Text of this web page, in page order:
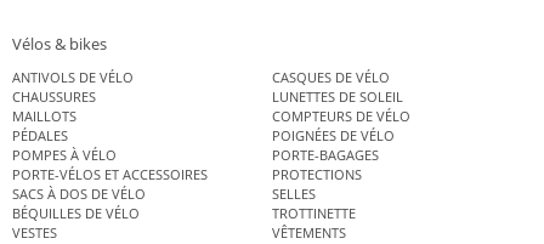
Vélos & bikes
ANTIVOLS DE VÉLO
CASQUES DE VÉLO
CHAUSSURES
LUNETTES DE SOLEIL
MAILLOTS
COMPTEURS DE VÉLO
PÉDALES
POIGNÉES DE VÉLO
POMPES À VÉLO
PORTE-BAGAGES
PORTE-VÉLOS ET ACCESSOIRES
PROTECTIONS
SACS À DOS DE VÉLO
SELLES
BÉQUILLES DE VÉLO
TROTTINETTE
VESTES
VÊTEMENTS